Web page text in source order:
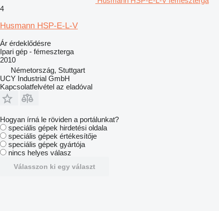
4
Husmann HSP-E-L-V
Ár érdeklődésre
Ipari gép - fémeszterga
2010
Németország, Stuttgart
UCY Industrial GmbH
Kapcsolatfelvétel az eladóval
Hogyan írná le röviden a portálunkat?
speciális gépek hirdetési oldala
speciális gépek értékesítője
speciális gépek gyártója
nincs helyes válasz
Válasszon ki egy választ